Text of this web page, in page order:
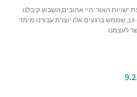
האור היי אהובים,השבוע קיבלנו
מסר עוצמתי ממועצת ה-18, שממש ברגעים אלו יוצרת עבורנו מימד
לעצמנו